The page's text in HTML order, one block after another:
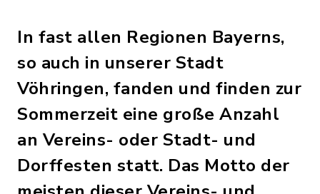
In fast allen Regionen Bayerns,
so auch in unserer Stadt
Vöhringen, fanden und finden zur
Sommerzeit eine große Anzahl
an Vereins- oder Stadt- und
Dorffesten statt. Das Motto der